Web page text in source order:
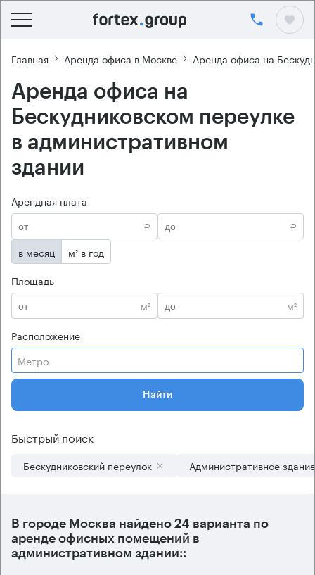
Главная Аренда офиса в Москве Аренда офиса на
Аренда офиса на
Бескудниковском переулке
в административном
здании
Арендная плата
₽
₽
в месяц
м² в год
Площадь
м²
м²
Расположение
Метро
Найти
Быстрый поиск
Бескудниковский переулок Административное здание
В городе Москва найдено 24 варианта по
аренде офисных помещений в
административном здании::